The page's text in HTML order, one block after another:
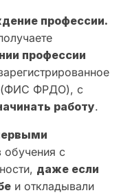
профессии.
профессии
(ФИС ФРДО), с
работу.
с
даже если
и откладывали